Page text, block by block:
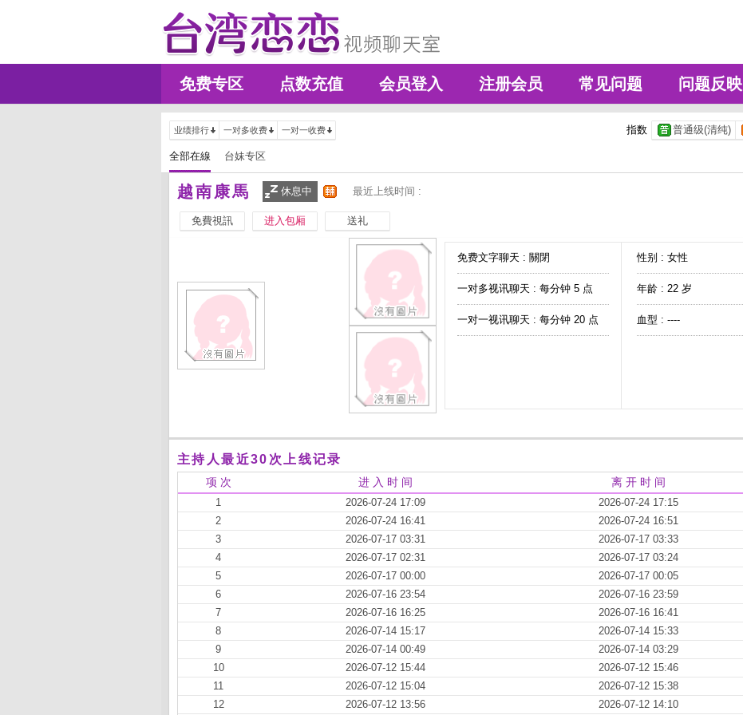
免费专区 点数充值 会员登入 注册会员 常见问题 问题反映
业绩排行 一对多收费 一对一收费 指数 普通级(清纯)
全部在線 台妹专区
越南康馬 休息中 最近上线时间 :
免費視訊 进入包厢 送礼
免费文字聊天 : 關閉
一对多视讯聊天 : 每分钟 5 点
一对一视讯聊天 : 每分钟 20 点
性别 : 女性
年龄 : 22 岁
血型 : ----
主持人最近30次上线记录
项 次 进 入 时 间 离 开 时 间
1 2026-07-24 17:09 2026-07-24 17:15
2
2026-07-24 16:41 2026-07-24 16:51
3
2026-07-17 03:31 2026-07-17 03:33
4
2026-07-17 02:31 2026-07-17 03:24
5
2026-07-17 00:00 2026-07-17 00:05
6
2026-07-16 23:54 2026-07-16 23:59
7
2026-07-16 16:25 2026-07-16 16:41
8
2026-07-14 15:17 2026-07-14 15:33
9
2026-07-14 00:49 2026-07-14 03:29
10
2026-07-12 15:44 2026-07-12 15:46
11
2026-07-12 15:04 2026-07-12 15:38
12
2026-07-12 13:56 2026-07-12 14:10